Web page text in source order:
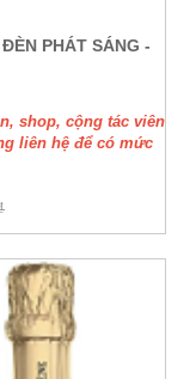
PHÁT SÁNG -
shop, cộng tác viên
liên hệ để có mức